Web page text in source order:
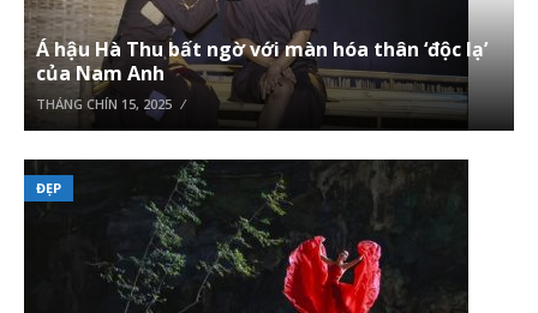
Á hậu Hà Thu bất ngờ với màn hóa thân ‘độc lạ’
của Nam Anh
THÁNG CHÍN 15, 2025
ĐẸP